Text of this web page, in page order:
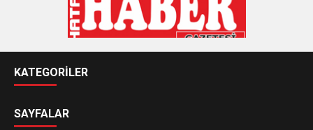
KATEGORİLER
SAYFALAR